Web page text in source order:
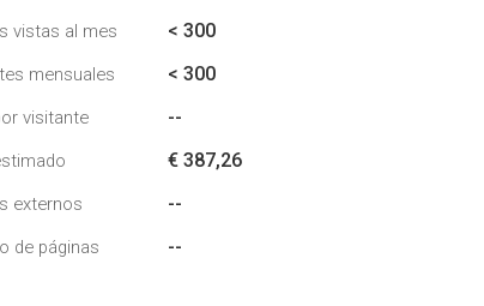
vistas al mes < 300
mensuales < 300
visitante --
€ 387,26
externos --
de páginas --